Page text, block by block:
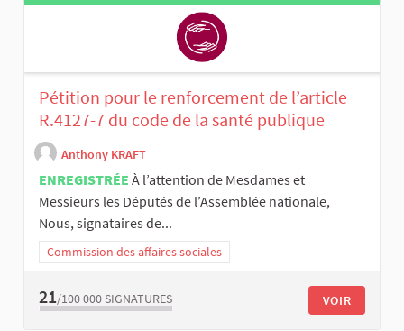
Pétition pour le renforcement de l’article
R.4127-7 du code de la santé publique
Anthony KRAFT
ENREGISTRÉE À l’attention de Mesdames et
Messieurs les Députés de l’Assemblée nationale,
Nous, signataires de...
Commission des affaires sociales
21/100 000 SIGNATURES VOIR